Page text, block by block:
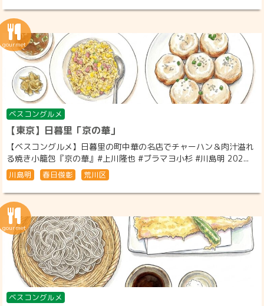
ベスコングルメ
【東京】日暮里「京の華」
【ベスコングルメ】日暮里の町中華の名店でチャーハン＆肉汁溢れ
る焼き小籠包『京の華』#上川隆也 #ブラマヨ小杉 #川島明 202...
川島明 春日俊彰 荒川区
ベスコングルメ